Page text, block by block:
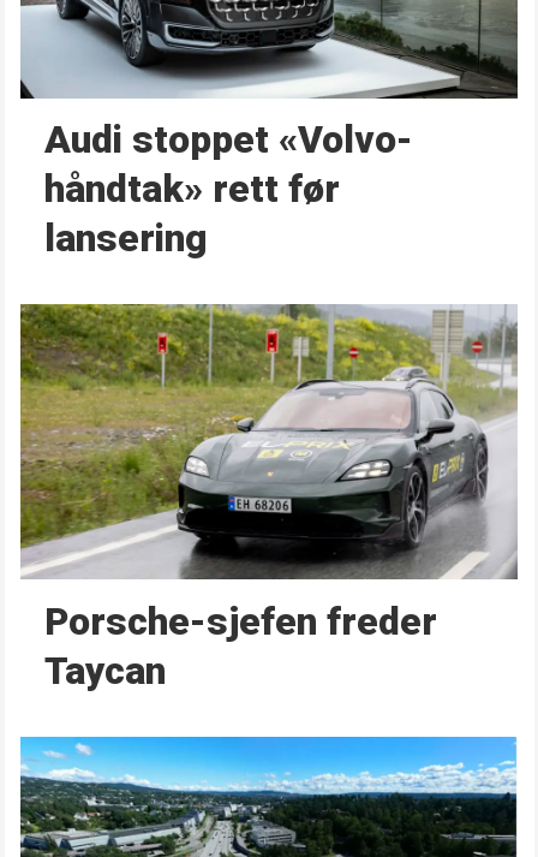
Audi stoppet «Volvo-
håndtak» rett før
lansering
Porsche-sjefen freder
Taycan